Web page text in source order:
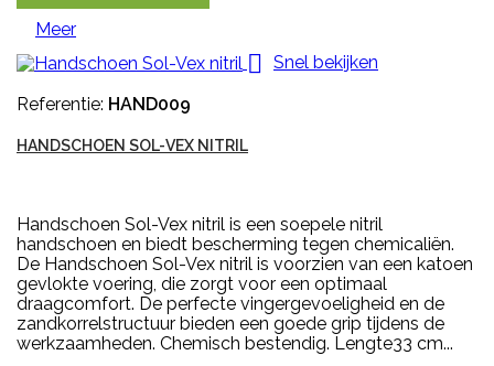
Meer
 Snel bekijken
Referentie: HAND009
HANDSCHOEN SOL-VEX NITRIL
Handschoen Sol-Vex nitril is een soepele nitril
handschoen en biedt bescherming tegen chemicaliën.
De Handschoen Sol-Vex nitril is voorzien van een katoen
gevlokte voering, die zorgt voor een optimaal
draagcomfort. De perfecte vingergevoeligheid en de
zandkorrelstructuur bieden een goede grip tijdens de
werkzaamheden. Chemisch bestendig. Lengte33 cm...